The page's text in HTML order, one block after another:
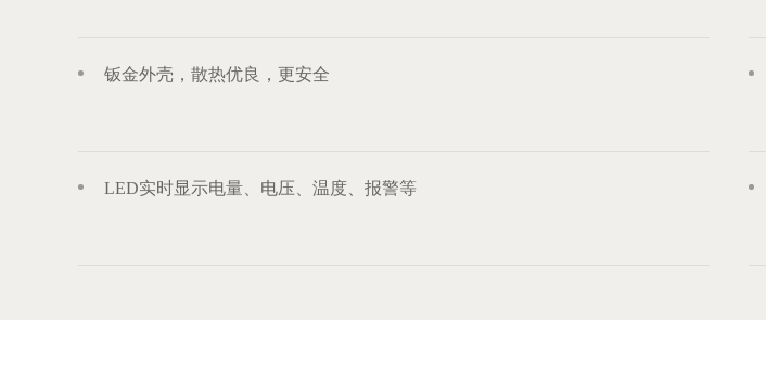
钣金外壳，散热优良，更安全
LED实时显示电量、电压、温度、报警等